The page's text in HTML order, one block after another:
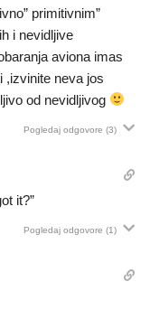
primitivnim”
i nevidljive
aviona imas
,izvinite neva jos
od nevidljivog
Pogledaj odgovore (3)
it?”
Pogledaj odgovore (1)